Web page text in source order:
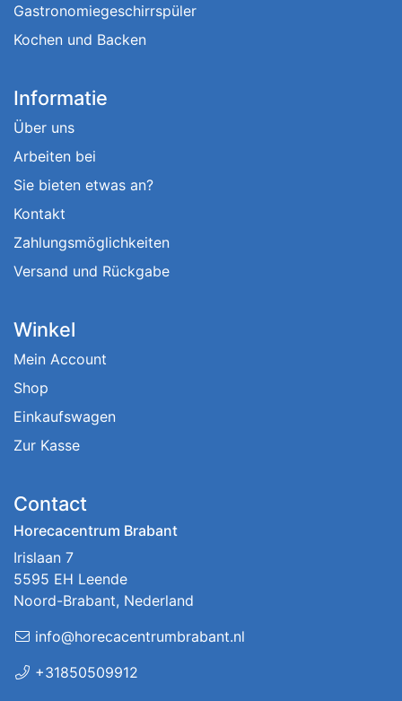
Gastronomiegeschirrspüler
Kochen und Backen
Informatie
Über uns
Arbeiten bei
Sie bieten etwas an?
Kontakt
Zahlungsmöglichkeiten
Versand und Rückgabe
Winkel
Mein Account
Shop
Einkaufswagen
Zur Kasse
Contact
Horecacentrum Brabant
Irislaan 7
5595 EH Leende
Noord-Brabant, Nederland
info@horecacentrumbrabant.nl
+31850509912